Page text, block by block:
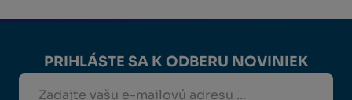
PRIHLÁSTE SA K ODBERU NOVINIEK